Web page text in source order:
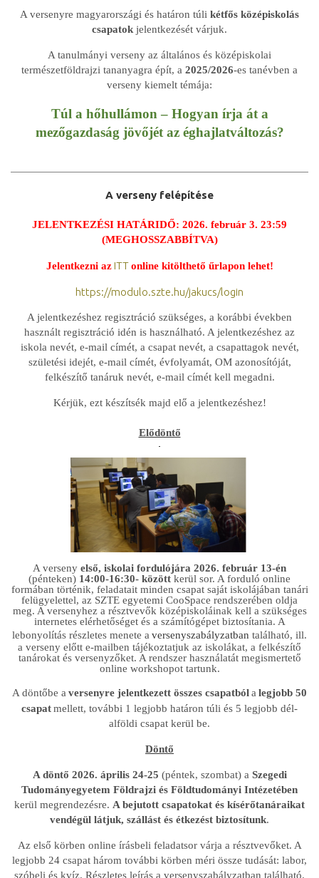
A versenyre magyarországi és határon túli kétfős középiskolás
csapatok jelentkezését várjuk.
A tanulmányi verseny az általános és középiskolai
természetföldrajzi tananyagra épít, a 2025/2026-es tanévben a
verseny kiemelt témája:
Túl a hőhullámon – Hogyan írja át a
mezőgazdaság jövőjét az éghajlatváltozás?
A verseny felépítése
JELENTKEZÉSI HATÁRIDŐ: 2026. február 3. 23:59
(MEGHOSSZABBÍTVA)
Jelentkezni az ITT online kitölthető űrlapon lehet!
https://modulo.szte.hu/jakucs/login
A jelentkezéshez regisztráció szükséges, a korábbi években
használt regisztráció idén is használható. A jelentkezéshez az
iskola nevét, e-mail címét, a csapat nevét, a csapattagok nevét,
születési idejét, e-mail címét, évfolyamát, OM azonosítóját,
felkészítő tanáruk nevét, e-mail címét kell megadni.
Kérjük, ezt készítsék majd elő a jelentkezéshez!
Elődöntő
A verseny első, iskolai fordulójára 2026. február 13-én
(pénteken) 14:00-16:30- között kerül sor. A forduló online
formában történik, feladatait minden csapat saját iskolájában tanári
felügyelettel, az SZTE egyetemi CooSpace rendszerében oldja
meg. A versenyhez a résztvevők középiskoláinak kell a szükséges
internetes elérhetőséget és a számítógépet biztosítania. A
lebonyolítás részletes menete a versenyszabályzatban található, ill.
a verseny előtt e-mailben tájékoztatjuk az iskolákat, a felkészítő
tanárokat és versenyzőket. A rendszer használatát megismertető
online workshopot tartunk.
A döntőbe a versenyre jelentkezett összes csapatbóla legjobb 50
csapatmellett, további 1 legjobb határon túli és 5 legjobb dél-
alföldi csapat kerül be.
Döntő
A döntő 2026. április 24-25 (péntek, szombat) a Szegedi
Tudományegyetem Földrajzi és Földtudományi Intézetében
kerül megrendezésre. A bejutott csapatokat és kísérőtanáraikat
vendégül látjuk, szállást és étkezést biztosítunk.
Az első körben online írásbeli feladatsor várja a résztvevőket. A
legjobb 24 csapat három további körben méri össze tudását: labor,
szóbeli és kvíz. Részletes leírás a versenyszabályzatban található.